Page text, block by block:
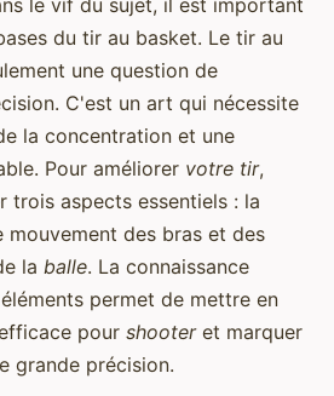
le vif du sujet, il est important
du tir au basket. Le tir au
une question de
C'est un art qui nécessite
la concentration et une
Pour améliorer votre tir,
trois aspects essentiels : la
des bras et des
la balle. La connaissance
permet de mettre en
pour shooteret marquer
grande précision.